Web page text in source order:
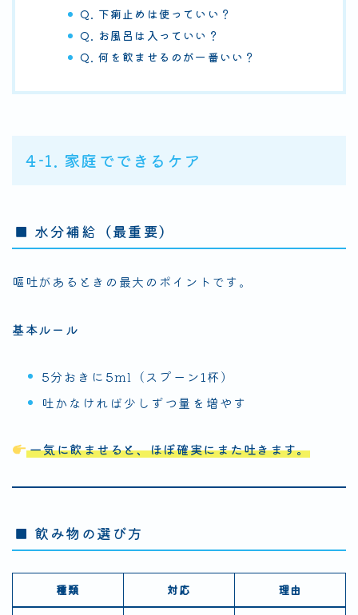
Q. 下痢止めは使っていい？
Q. お風呂は入っていい？
Q. 何を飲ませるのが一番いい？
4-1. 家庭でできるケア
■ 水分補給（最重要）
嘔吐があるときの最大のポイントです。
基本ルール
5分おきに5ml（スプーン1杯）
吐かなければ少しずつ量を増やす
一気に飲ませると、ほぼ確実にまた吐きます。
■ 飲み物の選び方
種類 対応 理由